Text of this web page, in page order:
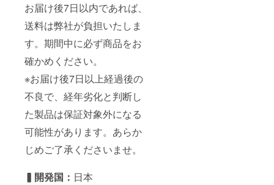
お届け後7日以内であれば、
送料は弊社が負担いたしま
す。期間中に必ず商品をお
確かめください。
※お届け後7日以上経過後の
不良で、経年劣化と判断し
た製品は保証対象外になる
可能性があります。あらか
じめご了承くださいませ。
▍開発国： 日本